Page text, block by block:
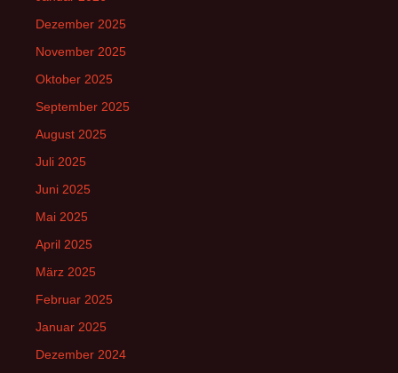
Dezember 2025
November 2025
Oktober 2025
September 2025
August 2025
Juli 2025
Juni 2025
Mai 2025
April 2025
März 2025
Februar 2025
Januar 2025
Dezember 2024